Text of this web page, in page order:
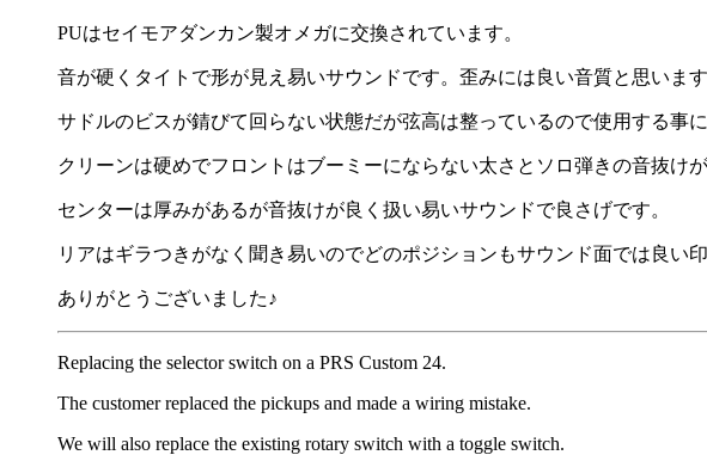
PUはセイモアダンカン製オメガに交換されています。
音が硬くタイトで形が見え易いサウンドです。歪みには良い音質と思います
サドルのビスが錆びて回らない状態だが弦高は整っているので使用する事
クリーンは硬めでフロントはブーミーにならない太さとソロ弾きの音抜けが
センターは厚みがあるが音抜けが良く扱い易いサウンドで良さげです。
リアはギラつきがなく聞き易いのでどのポジションもサウンド面では良い印
ありがとうございました♪
Replacing the selector switch on a PRS Custom 24.
The customer replaced the pickups and made a wiring mistake.
We will also replace the existing rotary switch with a toggle switch.